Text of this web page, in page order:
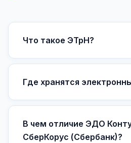
Что такое ЭТрН?
Где хранятся
В чем отличие ЭДО
СберКорус (Сбербанк)?